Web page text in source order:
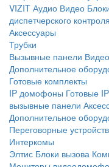
VIZIT Аудио Видео
диспетчерского контроля
Аксессуары
Трубки
Вызывные панели
Дополнительное
Готовые комплекты
IP домофоны Готовые
вызывные панели
Дополнительное
Переговорные
Интеркомы
Элтис Блоки вызова